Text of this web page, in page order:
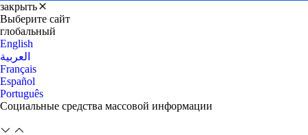
закрыть
Выберите сайт
глобальный
English
العربية
Français
Español
Português
Социальные средства массовой информации